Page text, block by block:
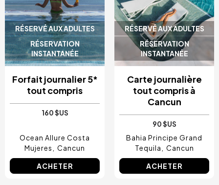
RÉSERVÉ AUX ADULTES
RÉSERVATION
INSTANTANÉE
Forfait journalier 5*
tout compris
160 $US
Ocean Allure Costa
Mujeres
Cancun
ACHETER
RÉSERVÉ AUX ADULTES
RÉSERVATION
INSTANTANÉE
Carte journalière
tout compris à
Cancun
90 $US
Bahia Principe Grand
Tequila
Cancun
ACHETER